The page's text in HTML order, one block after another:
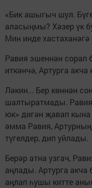
«Бик ашыгыч шул.
аласыңмы? Хәзер үк
Мин инде
Равия эшеннән сорап
иткәнчә, Артурга акча
Ләкин... Бер көннән
шалтыратмады.
юк» дигән җавап
әмма Равия,
түгелдер, дип уйлады.
Берәр атна узгач,
аңлады. Артурга акча
аңлап һушы китте